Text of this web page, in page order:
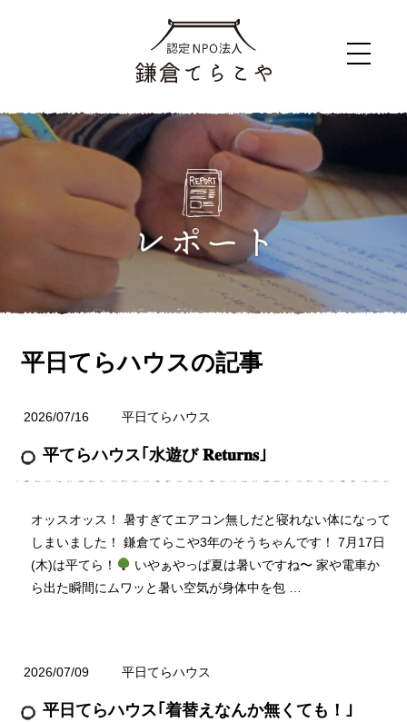
平日てらハウスの記事
2026/07/16 平日てらハウス
平てらハウス｢水遊び 𝐑𝐞𝐭𝐮𝐫𝐧𝐬｣
オッスオッス！ 暑すぎてエアコン無しだと寝れない体になって
しまいました！ 鎌倉てらこや3年のそうちゃんです！ 7月17日
(木)は平てら！
いやぁやっぱ夏は暑いですね〜 家や電車か
ら出た瞬間にムワッと暑い空気が身体中を包 …
2026/07/09 平日てらハウス
平日てらハウス｢着替えなんか無くても！｣